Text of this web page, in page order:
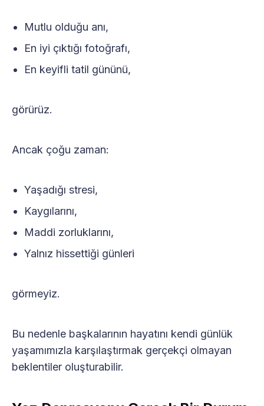
Mutlu olduğu anı,
En iyi çıktığı fotoğrafı,
En keyifli tatil gününü,
görürüz.
Ancak çoğu zaman:
Yaşadığı stresi,
Kaygılarını,
Maddi zorluklarını,
Yalnız hissettiği günleri
görmeyiz.
Bu nedenle başkalarının hayatını kendi günlük
yaşamımızla karşılaştırmak gerçekçi olmayan
beklentiler oluşturabilir.